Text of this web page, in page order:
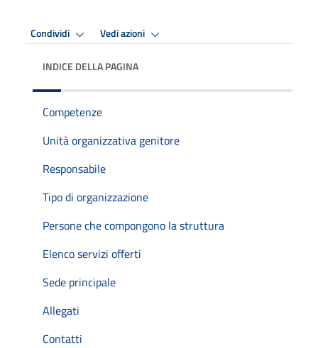
Condividi Vedi azioni
INDICE DELLA PAGINA
Competenze
Unità organizzativa genitore
Responsabile
Tipo di organizzazione
Persone che compongono la struttura
Elenco servizi offerti
Sede principale
Allegati
Contatti